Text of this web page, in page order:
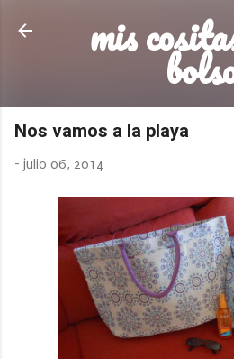
Ir al contenido
mis
Nos vamos a la playa
- julio 06, 2014